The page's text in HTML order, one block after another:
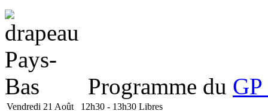
Programme du
Vendredi 21 Août 12h30 - 13h30 Libres